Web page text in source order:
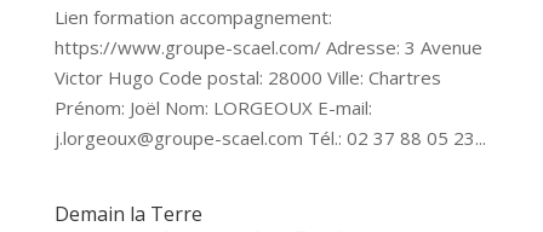
Lien formation accompagnement:
https://www.groupe-scael.com/ Adresse: 3 Avenue
Victor Hugo Code postal: 28000 Ville: Chartres
Prénom: Joël Nom: LORGEOUX E-mail:
j.lorgeoux@groupe-scael.com Tél.: 02 37 88 05 23...
Demain la Terre